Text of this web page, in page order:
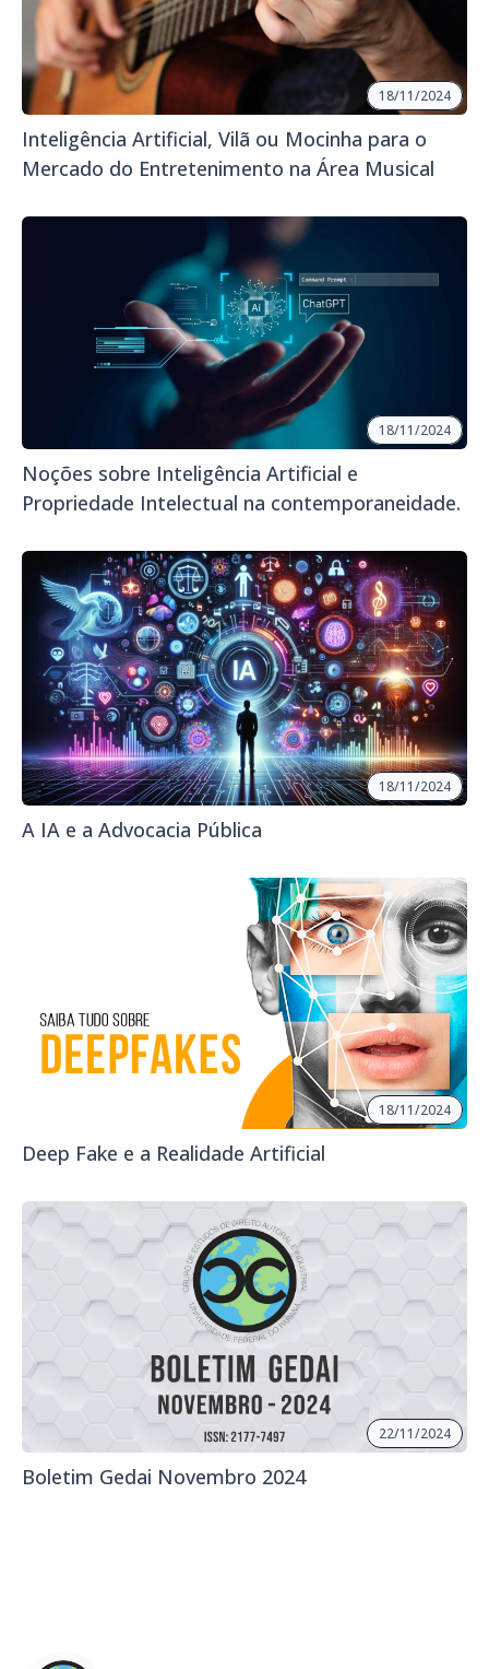
18/11/2024
Inteligência Artificial, Vilã ou Mocinha para o
Mercado do Entretenimento na Área Musical
18/11/2024
Noções sobre Inteligência Artificial e
Propriedade Intelectual na contemporaneidade.
18/11/2024
A IA e a Advocacia Pública
18/11/2024
Deep Fake e a Realidade Artificial
22/11/2024
Boletim Gedai Novembro 2024